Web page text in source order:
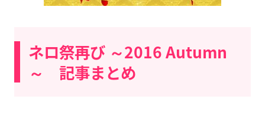
ネロ祭再び ～2016 Autumn
～ 記事まとめ